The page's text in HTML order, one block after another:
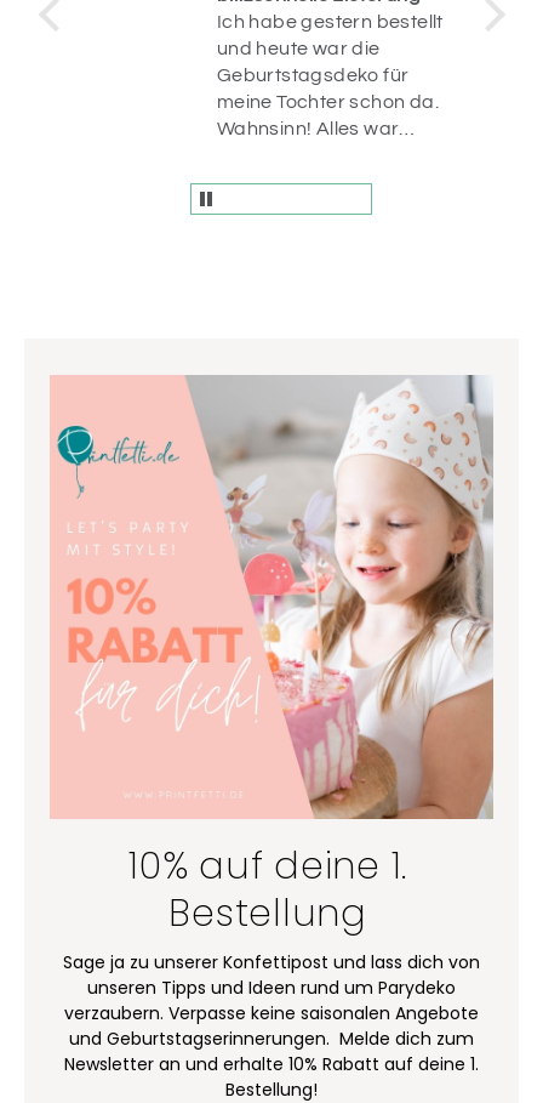
Ich habe gestern bestellt
und heute war die
Geburtstagsdeko für
meine Tochter schon da.
Wahnsinn! Alles war
die Artikel sind einfach
10% auf deine 1.
Bestellung
Sage ja zu unserer Konfettipost und lass dich von
unseren Tipps und Ideen rund um Parydeko
verzaubern. Verpasse keine saisonalen Angebote
und Geburtstagserinnerungen. Melde dich zum
Newsletter an und erhalte 10% Rabatt auf deine 1.
Bestellung!